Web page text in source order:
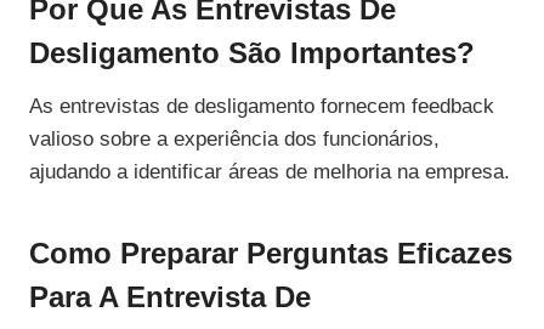
Por Que As Entrevistas De
Desligamento São Importantes?
As entrevistas de desligamento fornecem feedback
valioso sobre a experiência dos funcionários,
ajudando a identificar áreas de melhoria na empresa.
Como Preparar Perguntas Eficazes
Para A Entrevista De